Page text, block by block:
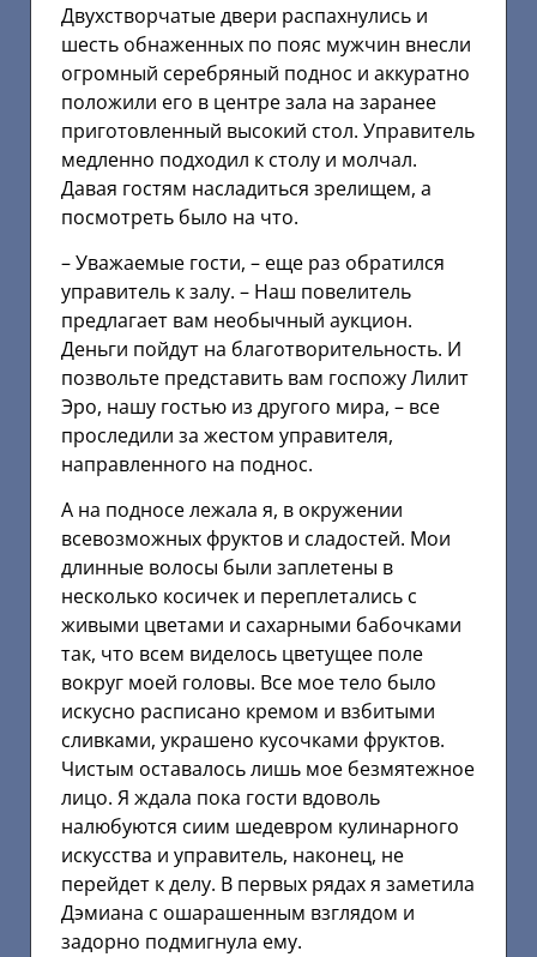
Двухстворчатые двери распахнулись и
шесть обнаженных по пояс мужчин внесли
огромный серебряный поднос и аккуратно
положили его в центре зала на заранее
приготовленный высокий стол. Управитель
медленно подходил к столу и молчал.
Давая гостям насладиться зрелищем, а
посмотреть было на что.
– Уважаемые гости, – еще раз обратился
управитель к залу. – Наш повелитель
предлагает вам необычный аукцион.
Деньги пойдут на благотворительность. И
позвольте представить вам госпожу Лилит
Эро, нашу гостью из другого мира, – все
проследили за жестом управителя,
направленного на поднос.
А на подносе лежала я, в окружении
всевозможных фруктов и сладостей. Мои
длинные волосы были заплетены в
несколько косичек и переплетались с
живыми цветами и сахарными бабочками
так, что всем виделось цветущее поле
вокруг моей головы. Все мое тело было
искусно расписано кремом и взбитыми
сливками, украшено кусочками фруктов.
Чистым оставалось лишь мое безмятежное
лицо. Я ждала пока гости вдоволь
налюбуются сиим шедевром кулинарного
искусства и управитель, наконец, не
перейдет к делу. В первых рядах я заметила
Дэмиана с ошарашенным взглядом и
задорно подмигнула ему.